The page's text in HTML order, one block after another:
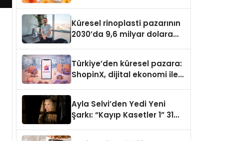
Küresel rinoplasti pazarının
2030’da 9,6 milyar dolara
Türkiye’den küresel pazara:
ShopinX, dijital ekonomi ile
Ayla Selvi’den Yedi Yeni
Şarkı: “Kayıp Kasetler 1” 31